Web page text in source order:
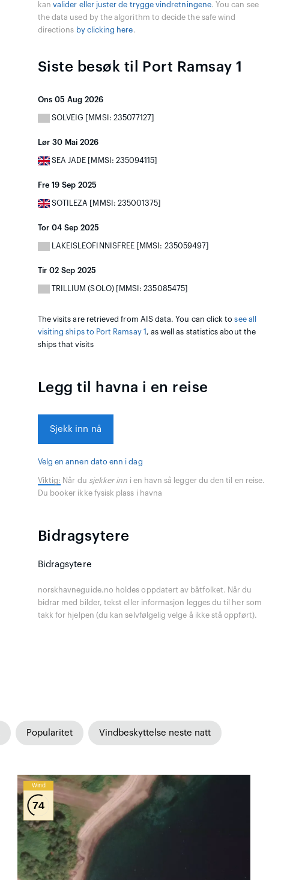
kanvalider eller juster de trygge vindretningene. You can see
the data used by the algorithm to decide the safe wind
directions by clicking here.
Siste besøk til Port Ramsay 1
Ons 05 Aug 2026
SOLVEIG [MMSI: 235077127]
Lør 30 Mai 2026
SEA JADE [MMSI: 235094115]
Fre 19 Sep 2025
SOTILEZA [MMSI: 235001375]
Tor 04 Sep 2025
LAKEISLEOFINNISFREE [MMSI: 235059497]
Tir 02 Sep 2025
TRILLIUM (SOLO) [MMSI: 235085475]
The visits are retrieved from AIS data. You can click tosee all
visiting ships to Port Ramsay 1 , as well as statistics about the
ships that visits
Legg til havna i en reise
Sjekk inn nå
Velg en annen dato enn i dag
Viktig: Når du sjekker inn i en havn så legger du den til en reise.
Du booker ikke fysisk plass i havna
Bidragsytere
Bidragsytere
norskhavneguide.no holdes oppdatert av båtfolket. Når du
bidrar med bilder, tekst eller informasjon legges du til her som
takk for hjelpen (du kan selvfølgelig velge å ikke stå oppført).
Popularitet Vindbeskyttelse neste natt
Wind
74